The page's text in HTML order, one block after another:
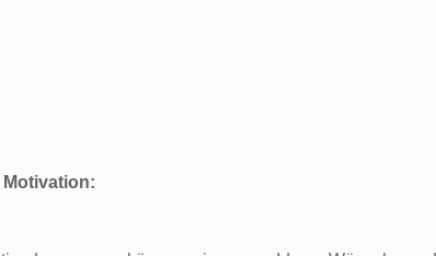
Motivation: